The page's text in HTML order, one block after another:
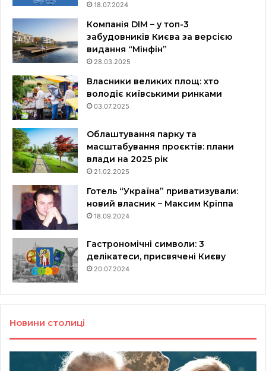
18.07.2024
Компанія DIM – у топ-3
забудовників Києва за версією
видання “Мінфін”
28.03.2025
Власники великих площ: хто
володіє київськими ринками
03.07.2025
Облаштування парку та
масштабування проєктів: плани
влади на 2025 рік
21.02.2025
Готель “Україна” приватизували:
новий власник – Максим Кріппа
18.09.2024
Гастрономічні символи: 3
делікатеси, присвячені Києву
20.07.2024
Новини столиці